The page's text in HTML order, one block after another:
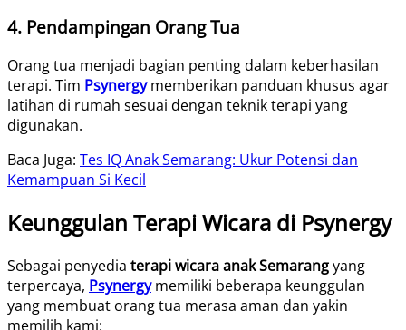
4. Pendampingan Orang Tua
Orang tua menjadi bagian penting dalam keberhasilan
terapi. Tim Psynergymemberikan panduan khusus agar
latihan di rumah sesuai dengan teknik terapi yang
digunakan.
Baca Juga: Tes IQ Anak Semarang: Ukur Potensi dan
Kemampuan Si Kecil
Keunggulan Terapi Wicara di Psynergy
Sebagai penyedia terapi wicara anak Semarangyang
terpercaya, Psynergymemiliki beberapa keunggulan
yang membuat orang tua merasa aman dan yakin
memilih kami: